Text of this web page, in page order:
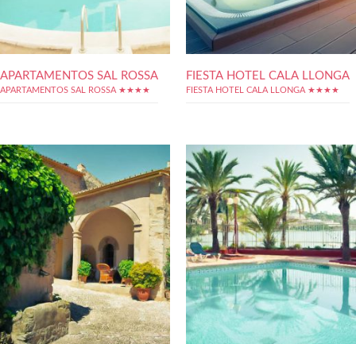
APARTAMENTOS SAL ROSSA
APARTAMENTOS SAL ROSSA ★★★★
FIESTA HOTEL CALA LLONGA
FIESTA HOTEL CALA LLONGA ★★★★